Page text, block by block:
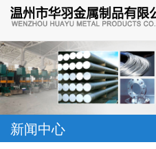
新闻中心